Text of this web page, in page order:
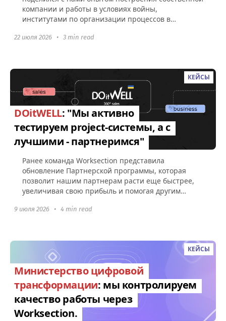
компании и работы в условиях войны,
институтами по организации процессов в
22 июля 2026 • 3 min read
КЕЙСЫ
DOitWELL: "Мы активно
тестируем project-системы, а с
лучшими - партнеримся"
Ранее команда Worksection представила
обновление Партнерской программы, которая
позволит нашим партнерам расти еще быстрее,
увеличивая свою прибыль и помогая другим
9 июля 2026 • 4 min read
КЕЙСЫ
Министерство цифровой
трансформации: мы контролируем
качество работы через
Worksection.